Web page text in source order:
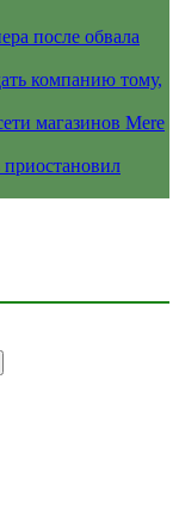
после обвала
компанию тому,
магазинов Mere